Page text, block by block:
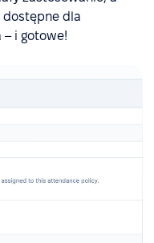
dla
– i gotowe!